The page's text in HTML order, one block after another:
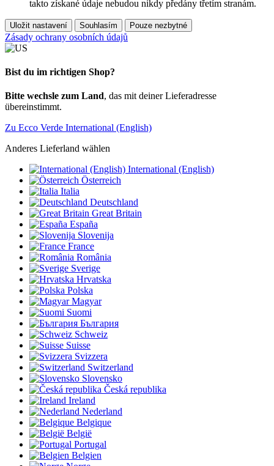
takto získané údaje nebudou nikdy předány třetím stranám.
Uložit nastavení Souhlasím Pouze nezbytné
Zásady ochrany osobních údajů
Bist du im richtigen Shop?
Bitte wechsle zum Land, das mit deiner Lieferadresse
übereinstimmt.
Zu Ecco Verde International (English)
Anderes Lieferland wählen
International (English)
Österreich
Italia
Deutschland
Great Britain
España
Slovenija
France
România
Sverige
Hrvatska
Polska
Magyar
Suomi
България
Schweiz
Suisse
Svizzera
Switzerland
Slovensko
Česká republika
Ireland
Nederland
Belgique
België
Portugal
Belgien